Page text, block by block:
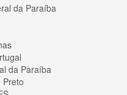
da Paraíba
da Paraíba
Preto